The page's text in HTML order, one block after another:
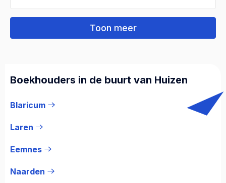
Toon meer
Boekhouders in de buurt van Huizen
Blaricum
Laren
Eemnes
Naarden